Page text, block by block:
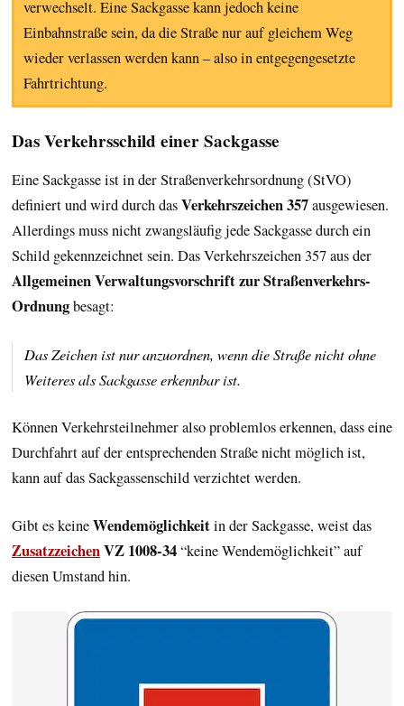
verwechselt. Eine Sackgasse kann jedoch keine
Einbahnstraße sein, da die Straße nur auf gleichem Weg
wieder verlassen werden kann – also in entgegengesetzte
Fahrtrichtung.
Das Verkehrsschild einer Sackgasse
Eine Sackgasse ist in der Straßenverkehrsordnung (StVO)
definiert und wird durch dasVerkehrszeichen 357ausgewiesen.
Allerdings muss nicht zwangsläufig jede Sackgasse durch ein
Schild gekennzeichnet sein. Das Verkehrszeichen 357 aus der
Allgemeinen Verwaltungsvorschrift zur Straßenverkehrs-
Ordnungbesagt:
Das Zeichen ist nur anzuordnen, wenn die Straße nicht ohne
Weiteres als Sackgasse erkennbar ist.
Können Verkehrsteilnehmer also problemlos erkennen, dass eine
Durchfahrt auf der entsprechenden Straße nicht möglich ist,
kann auf das Sackgassenschild verzichtet werden.
Gibt es keineWendemöglichkeitin der Sackgasse, weist das
ZusatzzeichenVZ 1008-34“keine Wendemöglichkeit” auf
diesen Umstand hin.